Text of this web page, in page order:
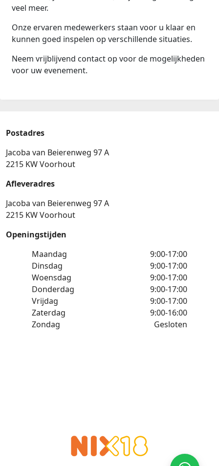
veel meer.
Onze ervaren medewerkers staan voor u klaar en
kunnen goed inspelen op verschillende situaties.
Neem vrijblijvend contact op voor de mogelijkheden
voor uw evenement.
Postadres
Jacoba van Beierenweg 97 A
2215 KW Voorhout
Afleveradres
Jacoba van Beierenweg 97 A
2215 KW Voorhout
Openingstijden
Maandag
9:00-17:00
Dinsdag
9:00-17:00
Woensdag
9:00-17:00
Donderdag
9:00-17:00
Vrijdag
9:00-17:00
Zaterdag
9:00-16:00
Zondag
Gesloten